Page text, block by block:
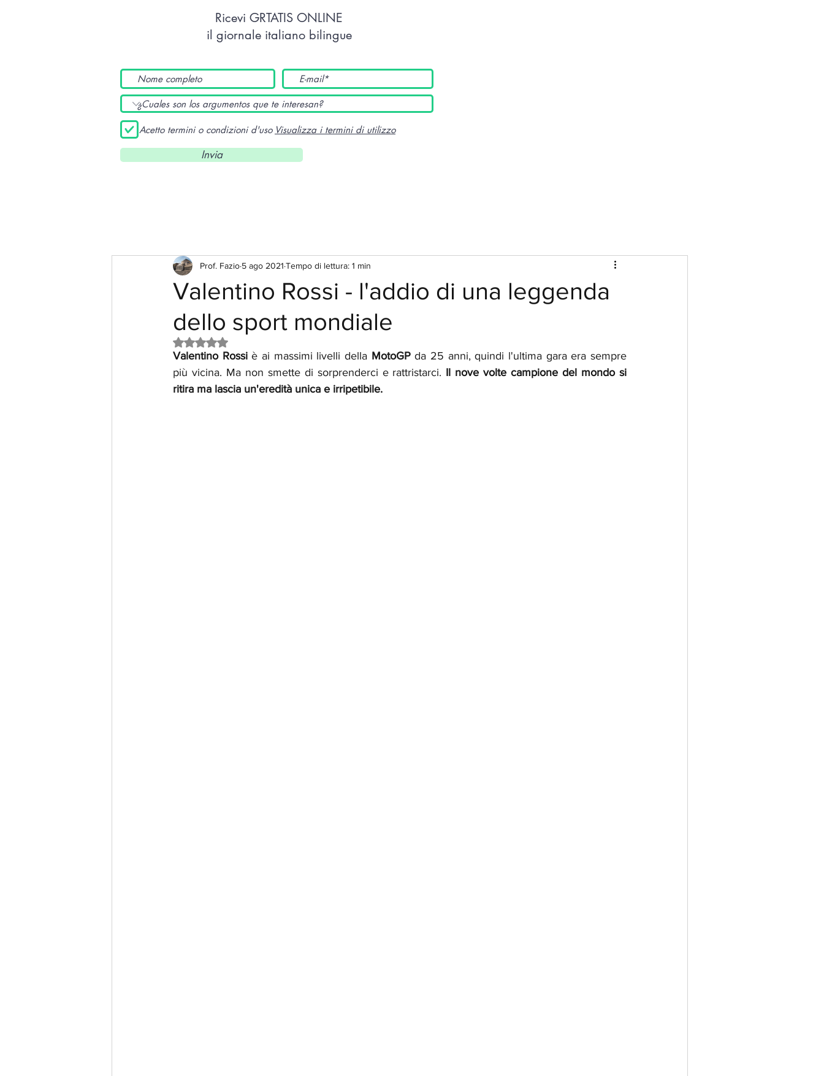
Ricevi GRTATIS ONLINE
il giornale italiano bilingue
Acetto termini o condizioni d'uso Visualizza i termini di utilizzo
Invia
Valentino Rossi - l'addio di una leggenda
dello sport mondiale
Prof. Fazio 5 ago 2021 Tempo di lettura: 1 min
Valutazione NaN stelle su 5.
Valentino Rossi è ai massimi livelli della MotoGP da 25 anni, quindi l'ultima gara era sempre
più vicina. Ma non smette di sorprenderci e rattristarci. Il nove volte campione del mondo si
ritira ma lascia un'eredità unica e irripetibile.